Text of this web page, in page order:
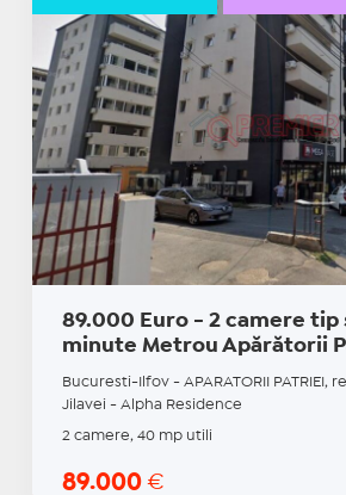
89.000 Euro - 2 camere tip
minute Metrou Apărătorii
Bucuresti-Ilfov - APARATORII PATRIEI,
Jilavei - Alpha Residence
2 camere, 40 mp utili
89.000 €